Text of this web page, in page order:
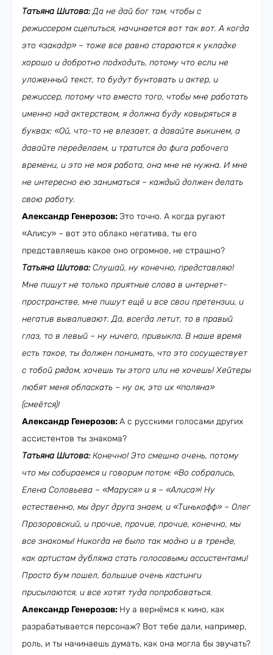
Татьяна Шитова:Да не дай бог там, чтобы с
режиссером сцепиться, начинается вот так вот. А когда
это «закадр» – тоже все равно стараются к укладке
хорошо и добротно подходить, потому что если не
уложенный текст, то будут бунтовать и актер, и
режиссер, потому что вместо того, чтобы мне работать
именно над актерством, я должна буду ковыряться в
буквах: «Ой, что-то не влезает, а давайте выкинем, а
давайте переделаем, и тратится до фига рабочего
времени, и это не моя работа, она мне не нужна. И мне
не интересно ею заниматься – каждый должен делать
свою работу.
Александр Генерозов:Это точно. А когда ругают
«Алису» – вот это облако негатива, ты его
представляешь какое оно огромное, не страшно?
Татьяна Шитова:Слушай, ну конечно, представляю!
Мне пишут не только приятные слова в интернет-
пространстве, мне пишут ещё и все свои претензии, и
негатив вываливают. Да, всегда летит, то в правый
глаз, то в левый – ну ничего, привыкла. В наше время
есть такое, ты должен понимать, что это сосуществует
с тобой рядом, хочешь ты этого или не хочешь! Хейтеры
любят меня обласкать – ну ок, это их «поляна»
(смеётся)!
Александр Генерозов:А с русскими голосами других
ассистентов ты знакома?
Татьяна Шитова:Конечно! Это смешно очень, потому
что мы собираемся и говорим потом: «Во собрались,
Елена Соловьева – «Маруся» и я – «Алиса»! Ну
естественно, мы друг друга знаем, и «Тинькофф» – Олег
Прозоровский, и прочие, прочие, прочие, конечно, мы
все знакомы! Никогда не было так модно и в тренде,
как артистам дубляжа стать голосовыми ассистентами!
Просто бум пошел, большие очень кастинги
присылаются, и все хотят туда попробоваться.
Александр Генерозов: Ну а вернёмся к кино, как
разрабатывается персонаж? Вот тебе дали, например,
роль, и ты начинаешь думать, как она могла бы звучать?